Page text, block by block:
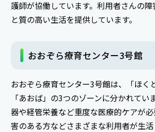
護師が協働しています。利用者さんの
と質の高い生活を提供しています。
おおぞら療育センター3号館
おおぞら療育センター3号館は、「ほく
「あおば」の3つのゾーンに分かれてい
器や経管栄養など重度な医療的ケアが
害のある方などさまざまな利用者が生